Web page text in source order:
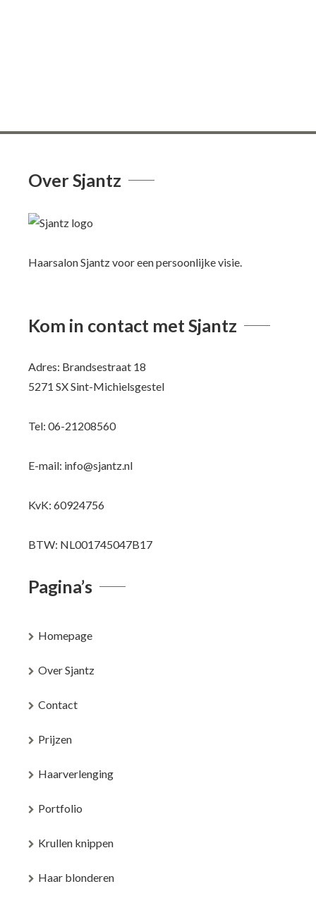
Over Sjantz
Haarsalon Sjantz voor een persoonlijke visie.
Kom in contact met Sjantz
Adres: Brandsestraat 18
5271 SX Sint-Michielsgestel
Tel: 06-21208560
E-mail: info@sjantz.nl
KvK: 60924756
BTW: NL001745047B17
Pagina’s
Homepage
Over Sjantz
Contact
Prijzen
Haarverlenging
Portfolio
Krullen knippen
Haar blonderen